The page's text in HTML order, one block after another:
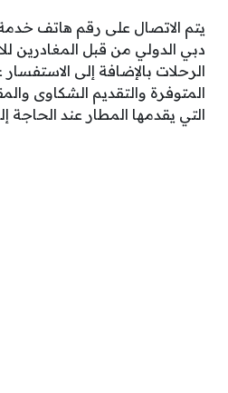
دبي الدولي من قبل المغادرين
الرحلات بالإضافة إلى
المتوفرة والتقديم الشكاوى
التي يقدمها المطار عند الحاجة